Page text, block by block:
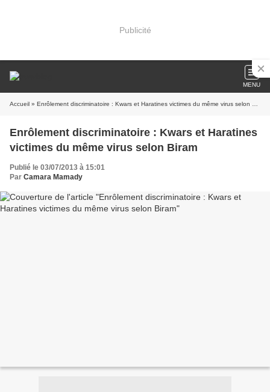
Publicité
MENU
Accueil » Enrôlement discriminatoire : Kwars et Haratines victimes du même virus selon Biram
Enrôlement discriminatoire : Kwars et Haratines
victimes du même virus selon Biram
Publié le 03/07/2013 à 15:01
Par Camara Mamady